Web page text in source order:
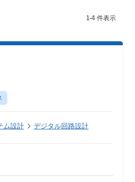
1-4 件表示
ム設計 デジタル回路設計